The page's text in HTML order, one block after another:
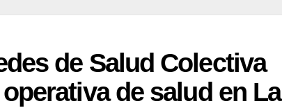
de Salud Colectiva
de salud en La